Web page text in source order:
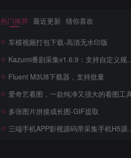
热门推荐 最近更新 猜你喜欢
车模视频打包下载-高清无水印版
Kazumi番剧采集v1.6.9：支持自定义规则+在线观看+弹幕，跨平台下载
Fluent M3U8下载器，支持批量
爱奇艺看图，一款纯净又强大的看图工
多张图片拼接成长图-GIF提取
三端手机APP影视源码带采集手机H5源码带VIP卡密功能